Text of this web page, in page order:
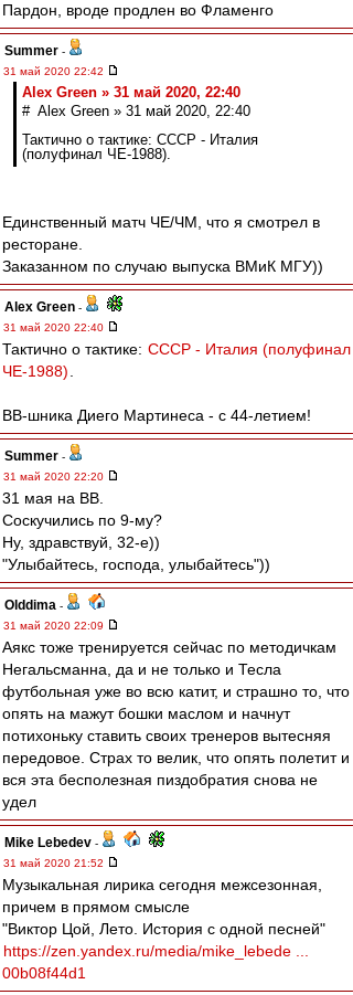
Пардон, вроде продлен во Фламенго
Summer -
31 май 2020 22:42
Alex Green » 31 май 2020, 22:40
# Alex Green » 31 май 2020, 22:40
Тактично о тактике: СССР - Италия
(полуфинал ЧЕ-1988).
Единственный матч ЧЕ/ЧМ, что я смотрел в
ресторане.
Заказанном по случаю выпуска ВМиК МГУ))
Alex Green -
31 май 2020 22:40
Тактично о тактике: СССР - Италия (полуфинал
ЧЕ-1988)
ВВ-шника Диего Мартинеса - с 44-летием!
Summer -
31 май 2020 22:20
31 мая на ВВ.
Соскучились по 9-му?
Ну, здравствуй, 32-е))
"Улыбайтесь, господа, улыбайтесь"))
Olddima -
31 май 2020 22:09
Аякс тоже тренируется сейчас по методичкам
Негальсманна, да и не только и Тесла
футбольная уже во всю катит, и страшно то, что
опять на мажут бошки маслом и начнут
потихоньку ставить своих тренеров вытесняя
передовое. Страх то велик, что опять полетит и
вся эта бесполезная пиздобратия снова не
удел
Mike Lebedev -
31 май 2020 21:52
Музыкальная лирика сегодня межсезонная,
причем в прямом смысле
"Виктор Цой, Лето. История с одной песней"
https://zen.yandex.ru/media/mike_lebede ...
00b08f44d1